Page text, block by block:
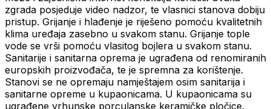
zgrada posjeduje video nadzor, te vlasnici stanova dobiju
pristup. Grijanje i hlađenje je riješeno pomoću kvalitetnih
klima uređaja zasebno u svakom stanu. Grijanje tople
vode se vrši pomoću vlasitog bojlera u svakom stanu.
Sanitarije i sanitarna oprema je ugrađena od renomiranih
europskih proizvođača, te je spremna za korištenje.
Stanovi se ne opremaju namještajem osim sanitarija i
sanitarne opreme u kupaonicama. U kupaonicama su
ugrađene vrhunske porculanske keramičke pločice.